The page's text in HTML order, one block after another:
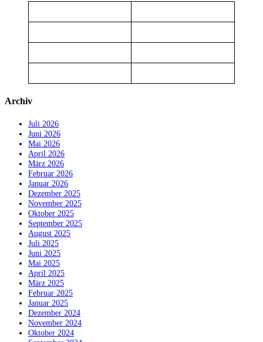
Archiv
Juli 2026
Juni 2026
Mai 2026
April 2026
März 2026
Februar 2026
Januar 2026
Dezember 2025
November 2025
Oktober 2025
September 2025
August 2025
Juli 2025
Juni 2025
Mai 2025
April 2025
März 2025
Februar 2025
Januar 2025
Dezember 2024
November 2024
Oktober 2024